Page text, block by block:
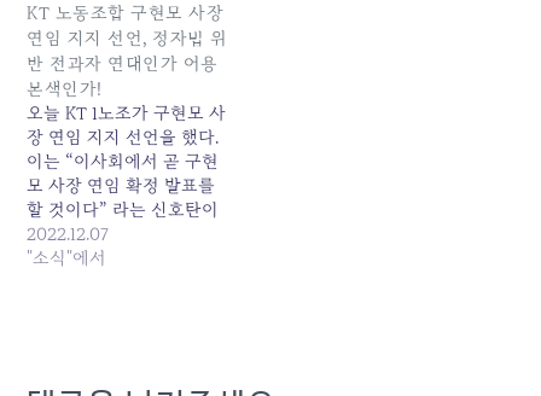
KT 노동조합 구현모 사장
연임 지지 선언, 정자법 위
반 전과자 연대인가 어용
본색인가!
오늘 KT 1노조가 구현모 사
장 연임 지지 선언을 했다.
이는 “이사회에서 곧 구현
모 사장 연임 확정 발표를
할 것이다” 라는 신호탄이
다. 과거 사례를 볼때 연임
확정 시기가 임박하고 CEO
2022.12.07
"소식"에서